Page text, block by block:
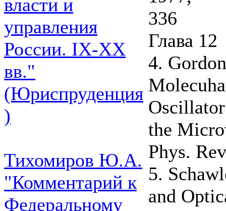
власти и
управления
России. IХ-ХХ
вв."
(Юриспруденция
)
Тихомиров Ю.А.
"Комментарий к
Федеральному
336
Глава 12
4.
the
Phys.
5.
and